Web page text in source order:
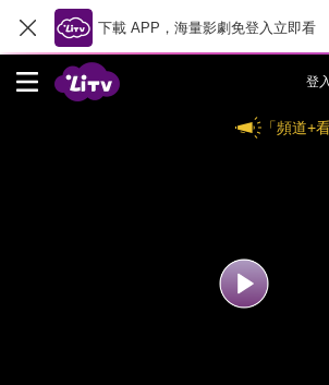
下載 APP，海量影劇免登入立即看
登
「頻道+